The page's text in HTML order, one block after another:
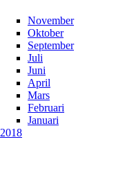
November
Oktober
September
Juli
Juni
April
Mars
Februari
Januari
2018